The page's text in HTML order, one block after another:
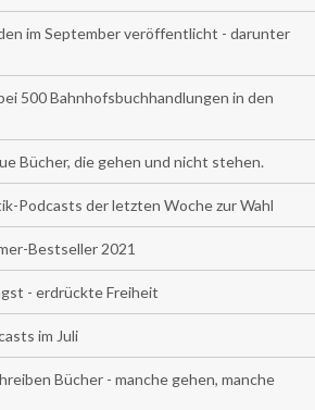
im September veröffentlicht - darunter
500 Bahnhofsbuchhandlungen in den
Bücher, die gehen und nicht stehen.
Podcasts der letzten Woche zur Wahl
Bestseller 2021
- erdrückte Freiheit
im Juli
Bücher - manche gehen, manche